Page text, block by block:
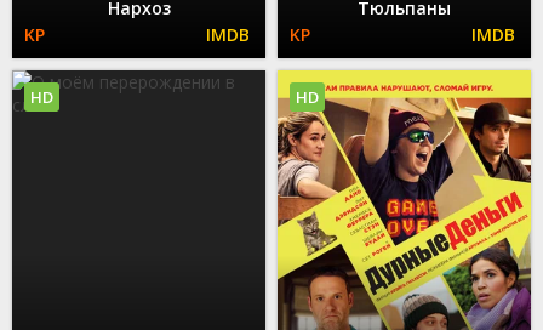
Нархоз Тюльпаны
HD HD